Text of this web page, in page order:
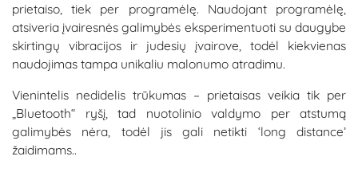
prietaiso, tiek per programėlę. Naudojant programėlę,
atsiveria įvairesnės galimybės eksperimentuoti su daugybe
skirtingų vibracijos ir judesių įvairove, todėl kiekvienas
naudojimas tampa unikaliu malonumo atradimu.
Vienintelis nedidelis trūkumas – prietaisas veikia tik per
„Bluetooth“ ryšį, tad nuotolinio valdymo per atstumą
galimybės nėra, todėl jis gali netikti ‘long distance’
žaidimams..